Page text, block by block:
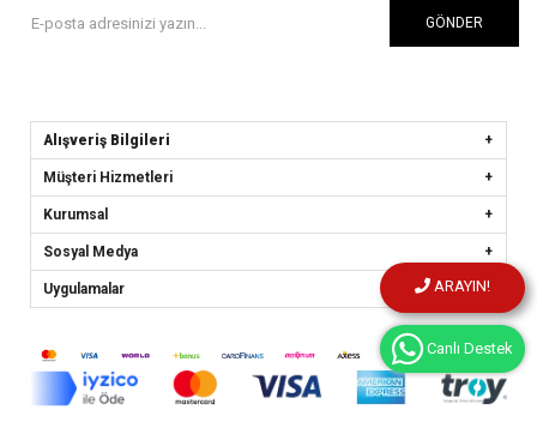
GÖNDER
Alışveriş Bilgileri
Müşteri Hizmetleri
Kurumsal
Sosyal Medya
Uygulamalar ARAYIN!
Canlı Destek